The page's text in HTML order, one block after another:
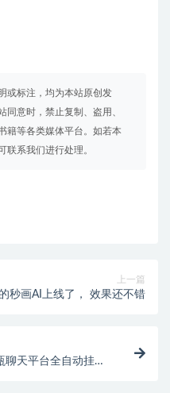
或标注，均为本站原创发
同意时，禁止复制、盗用、
籍等各类媒体平台。如若本
联系我们进行处理。
上一篇
秒画AI上线了， 效果还不错
聊天平台全自动挂机